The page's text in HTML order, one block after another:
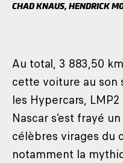
CHAD KNAUS, HENDRICK
Au total, 3 883,50
cette voiture au son
les Hypercars,
Nascar s’est frayé
célèbres virages du
notamment la